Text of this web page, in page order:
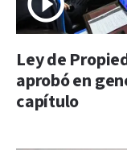
Ley de
aprobó en
capítulo